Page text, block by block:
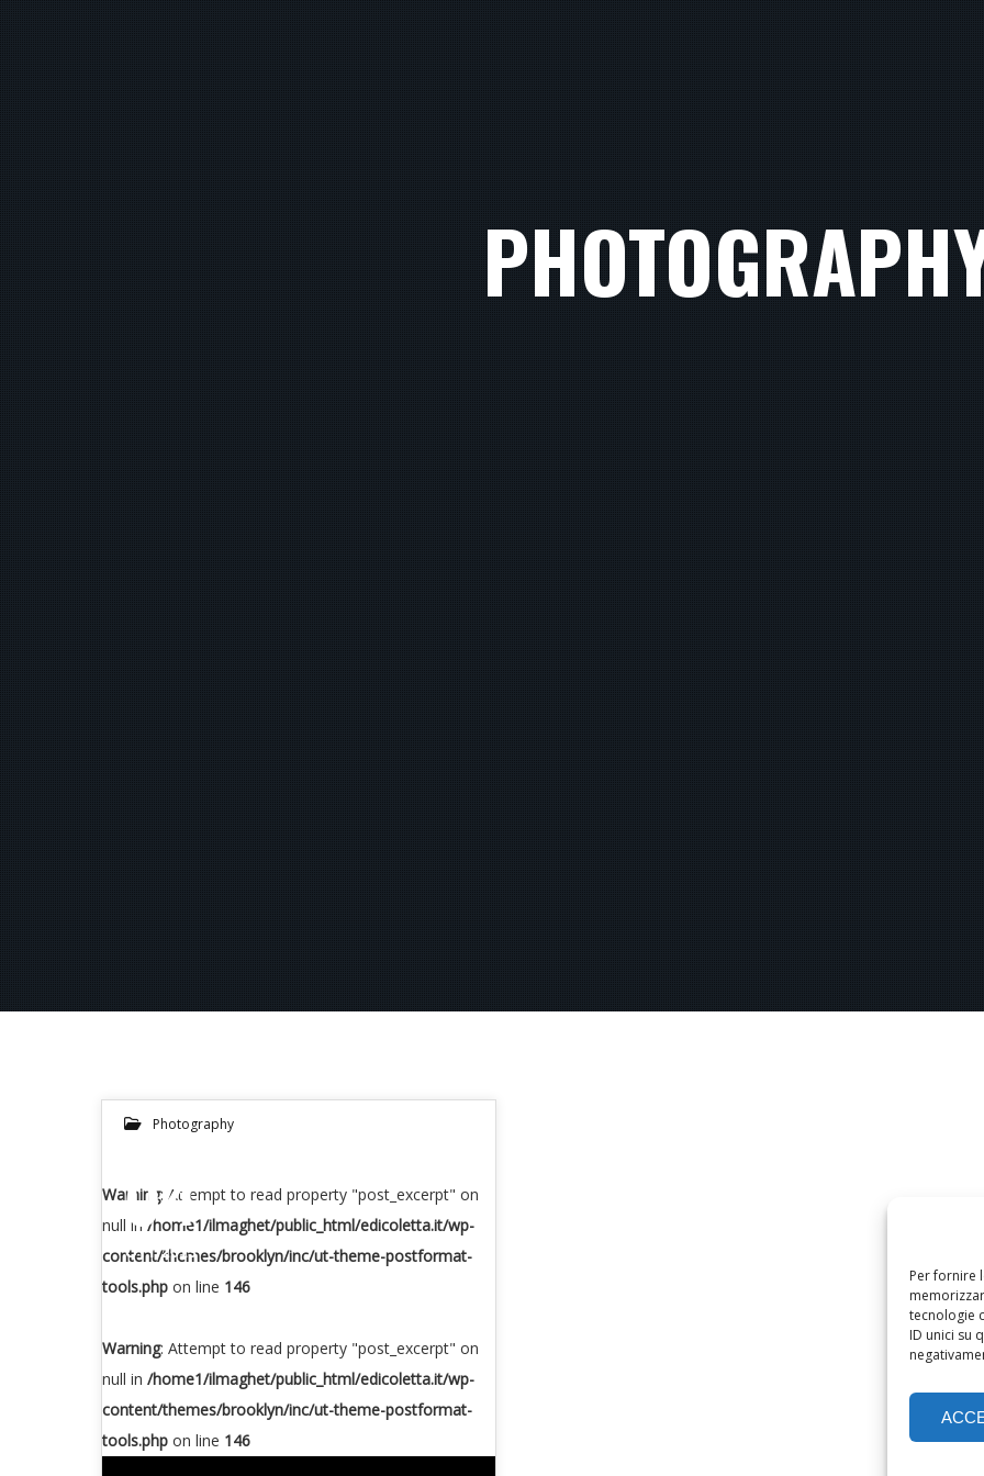
Per fornire
tecnologie
ID unici su
Photography
Warning: Attempt to read property "post_excerpt" on
null in /home1/ilmaghet/public_html/edicoletta.it/wp-
content/themes/brooklyn/inc/ut-theme-postformat-
tools.php on line 146
Warning: Attempt to read property "post_excerpt" on
null in /home1/ilmaghet/public_html/edicoletta.it/wp-
content/themes/brooklyn/inc/ut-theme-postformat-
tools.php on line 146
04
OTT 2013